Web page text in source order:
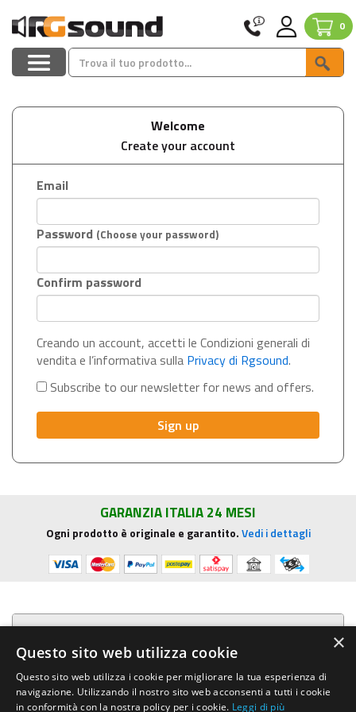
0
Welcome
Create your account
Email
Password (Choose your password)
Confirm password
Creando un account, accetti le Condizioni generali di
vendita e l’informativa sulla Privacy di Rgsound.
Subscribe to our newsletter for news and offers.
GARANZIA ITALIA 24 MESI
Ogni prodotto è originale e garantito.Vedi i dettagli
Presentazione aziendale
Acquista su R.G. Sound
×
Questo sito web utilizza cookie
Questo sito web utilizza i cookie per migliorare la tua esperienza di
navigazione. Utilizzando il nostro sito web acconsenti a tutti i cookie
in conformità con la nostra policy per i cookie. Leggi di più